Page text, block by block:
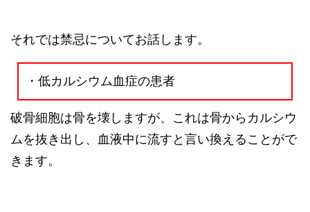
それでは禁忌についてお話します。
・低カルシウム血症の患者
破骨細胞は骨を壊しますが、これは骨からカルシウ
ムを抜き出し、血液中に流すと言い換えることがで
きます。